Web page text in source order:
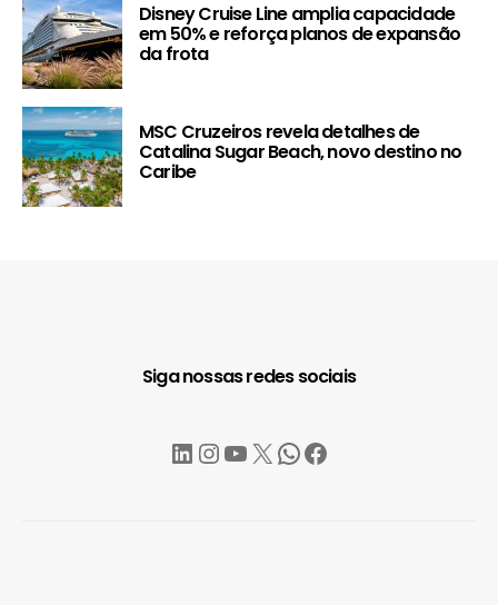
Disney Cruise Line amplia capacidade
em 50% e reforça planos de expansão
da frota
MSC Cruzeiros revela detalhes de
Catalina Sugar Beach, novo destino no
Caribe
Siga nossas redes sociais
LinkedIn
Instagram
YouTube
X WhatsApp
Facebook